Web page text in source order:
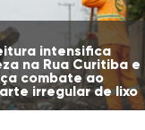
intensifica
na Rua Curitiba e
combate ao
irregular de lixo